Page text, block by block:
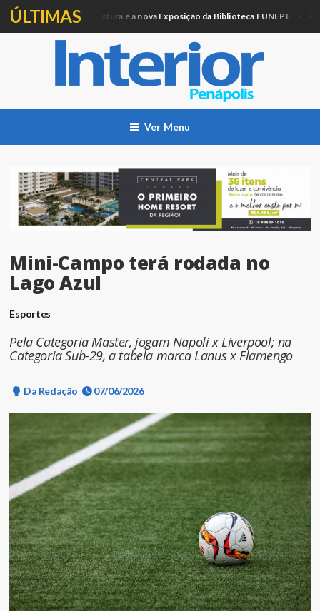
ÚLTIMAS
Artesanato e Pintura é a nova Exposição da Biblioteca FUNEPE
Ver Menu
Mini-Campo terá rodada no
Lago Azul
Esportes
Pela Categoria Master, jogam Napoli x Liverpool; na
Categoria Sub-29, a tabela marca Lanus x Flamengo
Da Redação 07/06/2026